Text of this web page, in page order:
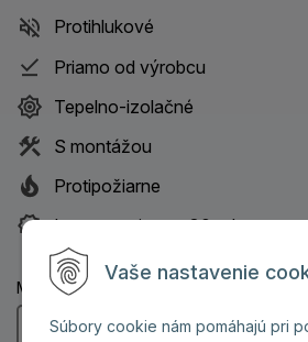
Vaše nastavenie
Súbory cookie nám pomáhajú pri
Protihlukové
Priamo od výrobcu
Tepelno-izolačné
S montážou
Protipožiarne
Istota servisu na 30 rokov
Meno a priezvisko: (Povinný údaj)